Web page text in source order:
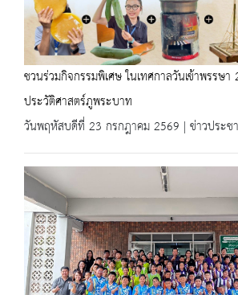
ชวนร่วมกิจกรรมพิเศษ ในเทศกาลวันเข้าพรรษ
ประวัติศาสตร์ภูพระบาท
วันพฤหัสบดีที่ 23 กรกฎาคม 2569 | ข่าวประช